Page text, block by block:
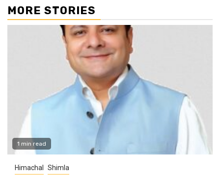
MORE STORIES
1 min read
Himachal Shimla